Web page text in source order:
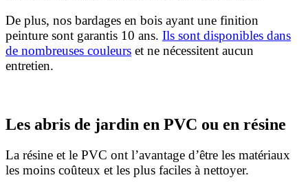
De plus, nos bardages en bois ayant une finition
peinture sont garantis 10 ans. Ils sont disponibles dans
de nombreuses couleurs et ne nécessitent aucun
entretien.
Les abris de jardin en PVC ou en résine
La résine et le PVC ont l’avantage d’être les matériaux
les moins coûteux et les plus faciles à nettoyer.